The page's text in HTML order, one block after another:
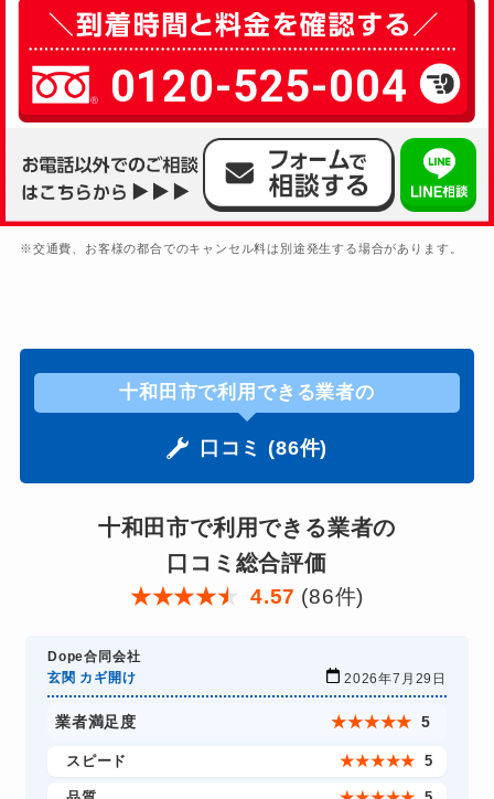
0120-525-004
※交通費、お客様の都合でのキャンセル料は別途発生する場合があります。
十和田市で利用できる業者の
口コミ (86件)
十和田市で利用できる業者の
口コミ総合評価
★★★★★ 4.57 (86件)
Dope合同会社
玄関 カギ開け
2026年7月29日
業者満足度 ★★★★★ 5
スピード ★★★★★ 5